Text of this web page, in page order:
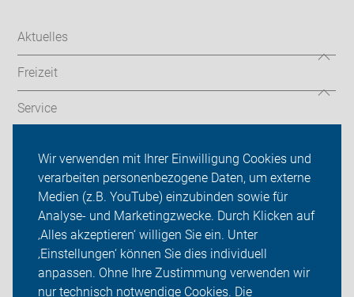
Wir verwenden mit Ihrer Einwilligung Cookies und
verarbeiten personenbezogene Daten, um externe
Medien (z.B. YouTube) einzubinden sowie für
Analyse- und Marketingzwecke. Durch Klicken auf
‚Alles akzeptieren‘ willigen Sie ein. Unter
‚Einstellungen‘ können Sie dies individuell
anpassen. Ohne Ihre Zustimmung verwenden wir
nur technisch notwendige Cookies. Die
Aktuelles
Freizeit
Service
ADFC Sachsen
Sei dabei
Presse